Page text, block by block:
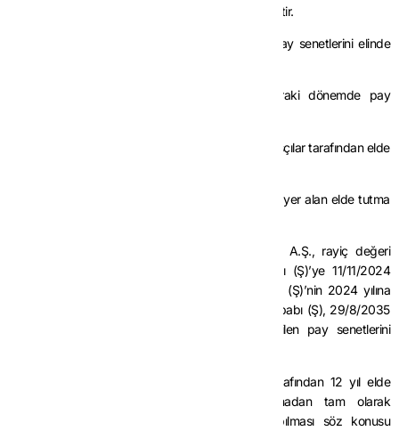
menfaatin tamamı için istisnadan yararlanılabilecektir.
(8) Bedelsiz veya indirimli olarak iktisap edilen pay senetlerini elinde
– İşten ayrılması halinde işten ayrıldıktan sonraki dönemde pay
– Vefat etmesi halinde ise bu pay senetlerinin mirasçılar tarafından elde
bu Tebliğin 4 üncü maddesinin üçüncü fıkrasında yer alan elde tutma
Teknogirişim şirketi niteliğini haiz (S) A.Ş., rayiç değeri
850.000 TL olan pay senetlerini, hizmet erbabı (Ş)’ye 11/11/2024
tarihinde bedelsiz olarak vermiştir. Hizmet erbabı (Ş)’nin 2024 yılına
ilişkin yıllık brüt ücreti 1.200.000 TL’dir. Hizmet erbabı (Ş), 29/8/2035
tarihinde işten ayrılmış olup istisnaya konu edilen pay senetlerini
Söz konusu pay senetleri hizmet erbabı (Ş) tarafından 12 yıl elde
tutulduktan sonra elden çıkarıldığından istisnadan tam olarak
faydalanılabilecek ve gelir vergisi tarhiyatı yapılması söz konusu